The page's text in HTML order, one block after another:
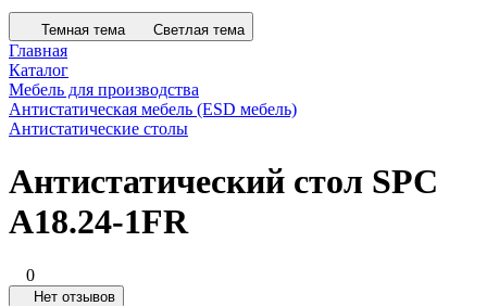
Темная тема Светлая тема
Главная
Каталог
Мебель для производства
Антистатическая мебель (ESD мебель)
Антистатические столы
Антистатический стол SPC
A18.24-1FR
0
Нет отзывов